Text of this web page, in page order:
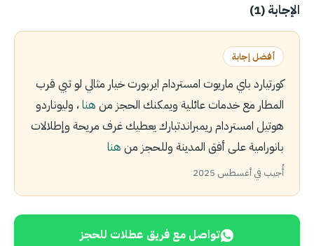
الإجابة (1)
أفضل إجابة
كورتيارد باي ماريوت امستردام ايربورت خيار مثالي لو تبي قرب
المطار مع خدمات عائلية ويمكنك الحجز من هنا، وليوناردو
هوتيل امستردام ريمبراندتبارك يعطيك غرف مريحة وإطلالات
بانورامية على أفق المدينة وللحجز من هنا
أُجيب في أغسطس 2025
تواصل مع فريق عطلات للحجز